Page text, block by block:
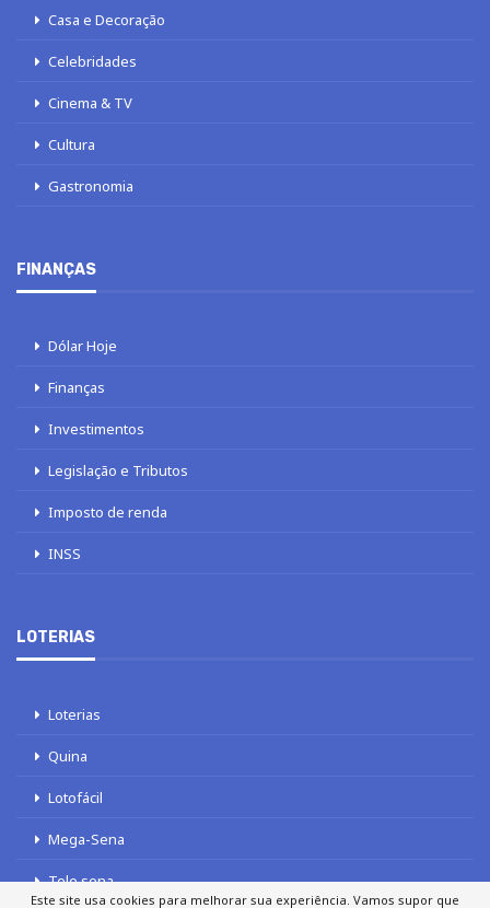
Casa e Decoração
Celebridades
Cinema & TV
Cultura
Gastronomia
FINANÇAS
Dólar Hoje
Finanças
Investimentos
Legislação e Tributos
Imposto de renda
INSS
LOTERIAS
Loterias
Quina
Lotofácil
Mega-Sena
Tele sena
Este site usa cookies para melhorar sua experiência. Vamos supor que